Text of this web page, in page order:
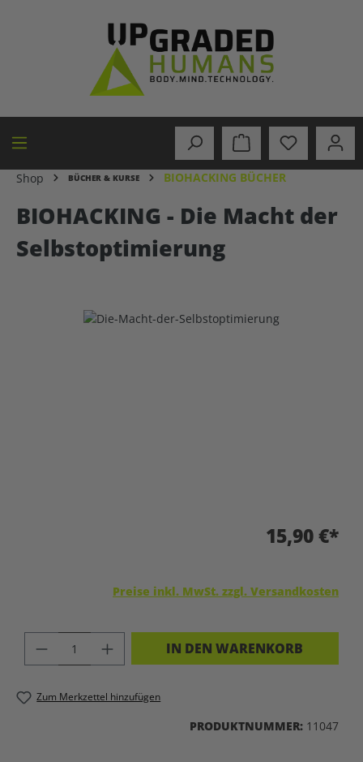
Shop BÜCHER & KURSE BIOHACKING BÜCHER
BIOHACKING - Die Macht der
Selbstoptimierung
Bildergalerie überspringen
15,90 €*
Preise inkl. MwSt. zzgl. Versandkosten
PRODUKT ANZAHL: GIB DEN
IN DEN WARENKORB
Zum Merkzettel hinzufügen
PRODUKTNUMMER: 11047